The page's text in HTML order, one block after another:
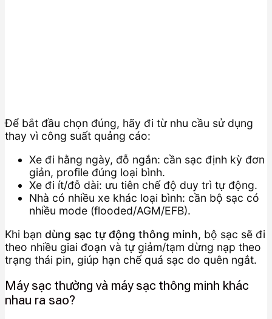
Để bắt đầu chọn đúng, hãy đi từ nhu cầu sử dụng
thay vì công suất quảng cáo:
Xe đi hằng ngày, đỗ ngắn: cần sạc định kỳ đơn
giản, profile đúng loại bình.
Xe đi ít/đỗ dài: ưu tiên chế độ duy trì tự động.
Nhà có nhiều xe khác loại bình: cần bộ sạc có
nhiều mode (flooded/AGM/EFB).
Khi bạn dùng sạc tự động thông minh, bộ sạc sẽ đi
theo nhiều giai đoạn và tự giảm/tạm dừng nạp theo
trạng thái pin, giúp hạn chế quá sạc do quên ngắt.
Máy sạc thường và máy sạc thông minh khác
nhau ra sao?